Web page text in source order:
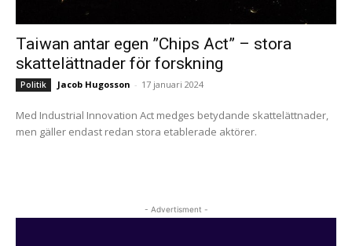
Taiwan antar egen ”Chips Act” – stora
skattelättnader för forskning
Politik Jacob Hugosson - 17 januari 2024
Med Industrial Innovation Act medges betydande skattelättnader,
men gäller endast redan stora etablerade aktörer.
- Advertisment -